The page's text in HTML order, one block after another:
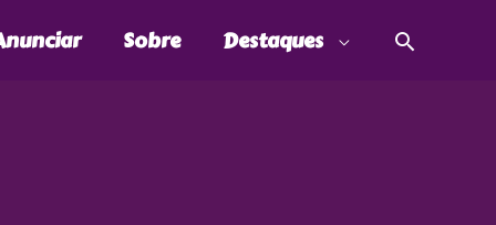
Sobre Destaques